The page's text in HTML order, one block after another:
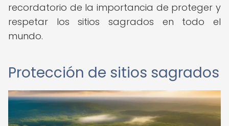
recordatorio de la importancia de proteger y
respetar los sitios sagrados en todo el
mundo.
Protección de sitios sagrados